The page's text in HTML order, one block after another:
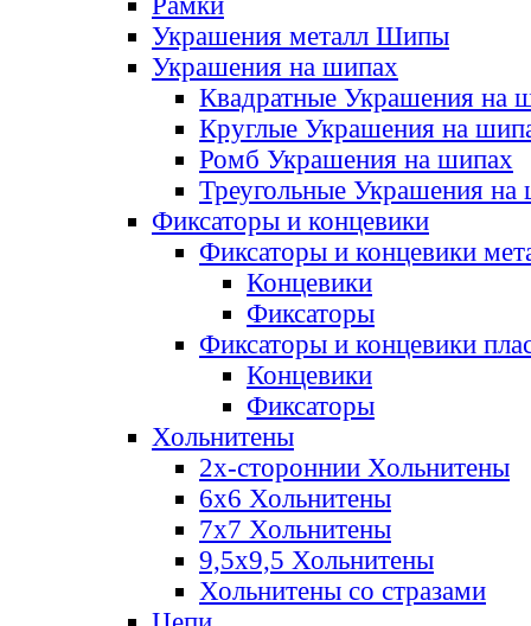
Украшения металл Шипы
Украшения на шипах
Квадратные Украшения на
Круглые Украшения на
Ромб Украшения на шипах
Треугольные Украшения на
Фиксаторы и концевики
Фиксаторы и концевики
Концевики
Фиксаторы
Фиксаторы и концевики
Концевики
Фиксаторы
Хольнитены
2х-стороннии Хольнитены
6х6 Хольнитены
7х7 Хольнитены
9,5х9,5 Хольнитены
Хольнитены со стразами